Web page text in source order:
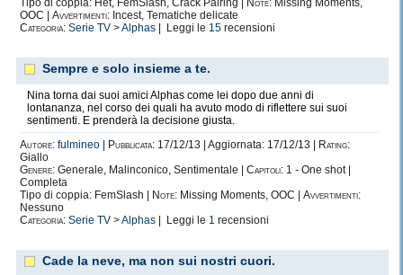
Tipo di coppia: Het, FemSlash, Crack Pairing |
Note: Missing Moments,
OOC | Avvertimenti: Incest, Tematiche delicate
Categoria: Serie TV >Alphas | Leggi le 15 recensioni
Sempre e solo insieme a te.
Nina torna dai suoi amici Alphas come lei dopo due anni di
lontananza, nel corso dei quali ha avuto modo di riflettere sui suoi
sentimenti. E prenderà la decisione giusta.
Autore: fulmineo Pubblicata: 17/12/13 | Aggiornata: 17/12/13 |
Rating:
Giallo
Genere: Generale, Malinconico, Sentimentale | Capitoli: 1 - One shot |
Completa
Tipo di coppia: FemSlash |
Note: Missing Moments, OOC | Avvertimenti:
Nessuno
Categoria: Serie TV >Alphas | Leggi le 1 recensioni
Cade la neve, ma non sui nostri cuori.